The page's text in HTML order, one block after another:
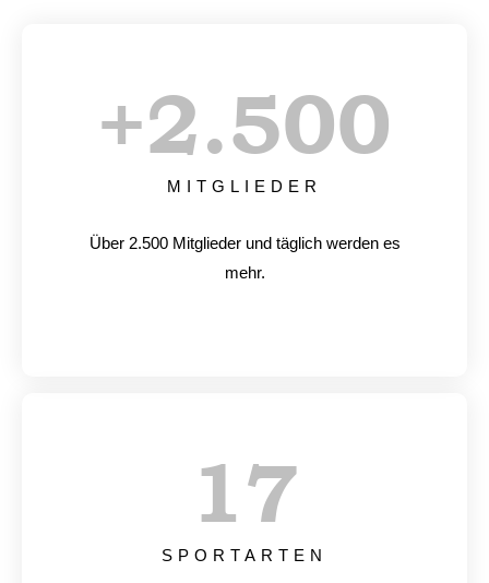
MITGLIEDER
+2.500
Über 2.500 Mitglieder und täglich werden es
mehr.
SPORTARTEN
17